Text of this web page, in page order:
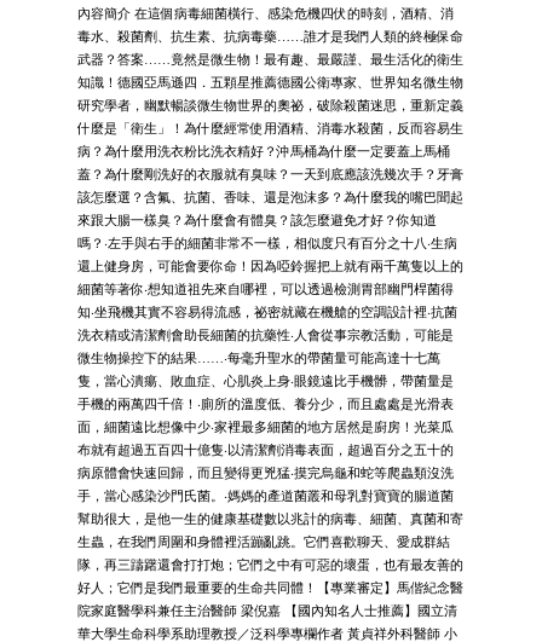
內容簡介 在這個病毒細菌橫行、感染危機四伏的時刻，酒精、消
毒水、殺菌劑、抗生素、抗病毒藥……誰才是我們人類的終極保命
武器？答案……竟然是微生物！最有趣、最嚴謹、最生活化的衛生
知識！德國亞馬遜四．五顆星推薦德國公衛專家、世界知名微生物
研究學者，幽默暢談微生物世界的奧祕，破除殺菌迷思，重新定義
什麼是「衛生」！為什麼經常使用酒精、消毒水殺菌，反而容易生
病？為什麼用洗衣粉比洗衣精好？沖馬桶為什麼一定要蓋上馬桶
蓋？為什麼剛洗好的衣服就有臭味？一天到底應該洗幾次手？牙膏
該怎麼選？含氟、抗菌、香味、還是泡沫多？為什麼我的嘴巴聞起
來跟大腸一樣臭？為什麼會有體臭？該怎麼避免才好？你知道
嗎？‧左手與右手的細菌非常不一樣，相似度只有百分之十八‧生病
還上健身房，可能會要你命！因為啞鈴握把上就有兩千萬隻以上的
細菌等著你‧想知道祖先來自哪裡，可以透過檢測胃部幽門桿菌得
知‧坐飛機其實不容易得流感，祕密就藏在機艙的空調設計裡‧抗菌
洗衣精或清潔劑會助長細菌的抗藥性‧人會從事宗教活動，可能是
微生物操控下的結果……‧每毫升聖水的帶菌量可能高達十七萬
隻，當心潰瘍、敗血症、心肌炎上身‧眼鏡遠比手機髒，帶菌量是
手機的兩萬四千倍！‧廁所的溫度低、養分少，而且處處是光滑表
面，細菌遠比想像中少‧家裡最多細菌的地方居然是廚房！光菜瓜
布就有超過五百四十億隻‧以清潔劑消毒表面，超過百分之五十的
病原體會快速回歸，而且變得更兇猛‧摸完烏龜和蛇等爬蟲類沒洗
手，當心感染沙門氏菌。‧媽媽的產道菌叢和母乳對寶寶的腸道菌
幫助很大，是他一生的健康基礎數以兆計的病毒、細菌、真菌和寄
生蟲，在我們周圍和身體裡活蹦亂跳。它們喜歡聊天、愛成群結
隊，再三躊躇還會打打炮；它們之中有可惡的壞蛋，也有最友善的
好人；它們是我們最重要的生命共同體！【專業審定】馬偕紀念醫
院家庭醫學科兼任主治醫師 梁倪嘉 【國內知名人士推薦】國立清
華大學生命科學系助理教授／泛科學專欄作者 黃貞祥外科醫師 小